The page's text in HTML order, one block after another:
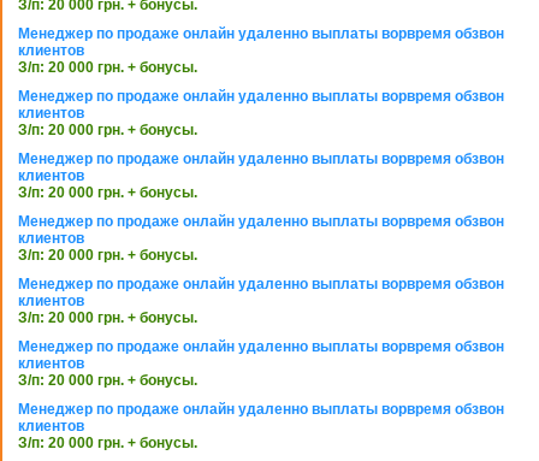
З/п: 20 000 грн. + бонусы.
Менеджер по продаже онлайн удаленно выплаты ворвремя обзвон
клиентов
З/п: 20 000 грн. + бонусы.
Менеджер по продаже онлайн удаленно выплаты ворвремя обзвон
клиентов
З/п: 20 000 грн. + бонусы.
Менеджер по продаже онлайн удаленно выплаты ворвремя обзвон
клиентов
З/п: 20 000 грн. + бонусы.
Менеджер по продаже онлайн удаленно выплаты ворвремя обзвон
клиентов
З/п: 20 000 грн. + бонусы.
Менеджер по продаже онлайн удаленно выплаты ворвремя обзвон
клиентов
З/п: 20 000 грн. + бонусы.
Менеджер по продаже онлайн удаленно выплаты ворвремя обзвон
клиентов
З/п: 20 000 грн. + бонусы.
Менеджер по продаже онлайн удаленно выплаты ворвремя обзвон
клиентов
З/п: 20 000 грн. + бонусы.